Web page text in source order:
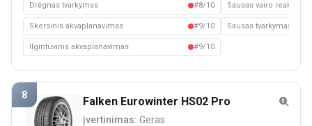
Drėgnas tvarkymas #8/10
Skersinis akvaplanavimas #9/10
Ilgintuvinis akvaplanavimas #9/10
Sausas vairo reakcija
Sausas tvarkymas
8 Falken Eurowinter HS02 Pro
įvertinimas: Geras